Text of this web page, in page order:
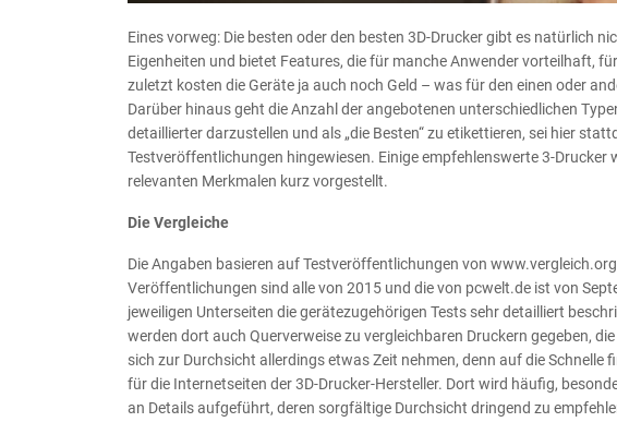
Eines vorweg: Die besten oder den besten 3D-Drucker gibt es natürlich
Eigenheiten und bietet Features, die für manche Anwender vorteilhaft,
zuletzt kosten die Geräte ja auch noch Geld – was für den einen oder
Darüber hinaus geht die Anzahl der angebotenen unterschiedlichen
detaillierter darzustellen und als „die Besten“ zu etikettieren, sei hier
Testveröffentlichungen hingewiesen. Einige empfehlenswerte 3-
relevanten Merkmalen kurz vorgestellt.
Die Vergleiche
Die Angaben basieren auf Testveröffentlichungen von
Veröffentlichungen sind alle von 2015 und die von pcwelt.de ist von
jeweiligen Unterseiten die gerätezugehörigen Tests sehr detailliert
werden dort auch Querverweise zu vergleichbaren Druckern gegeben,
sich zur Durchsicht allerdings etwas Zeit nehmen, denn auf die
für die Internetseiten der 3D-Drucker-Hersteller. Dort wird häufig,
an Details aufgeführt, deren sorgfältige Durchsicht dringend zu